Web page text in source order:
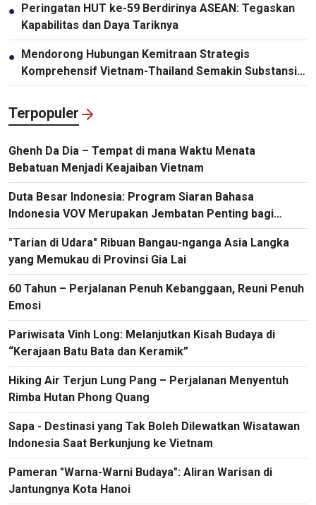
● Peringatan HUT ke-59 Berdirinya ASEAN: Tegaskan
Kapabilitas dan Daya Tariknya
● Mendorong Hubungan Kemitraan Strategis
Komprehensif Vietnam-Thailand Semakin Substansial
dan Efektif
Terpopuler
Ghenh Da Dia – Tempat di mana Waktu Menata
Bebatuan Menjadi Keajaiban Vietnam
Duta Besar Indonesia: Program Siaran Bahasa
Indonesia VOV Merupakan Jembatan Penting bagi
Hubungan Bilateral
"Tarian di Udara" Ribuan Bangau-nganga Asia Langka
yang Memukau di Provinsi Gia Lai
60 Tahun – Perjalanan Penuh Kebanggaan, Reuni Penuh
Emosi
Pariwisata Vinh Long: Melanjutkan Kisah Budaya di
“Kerajaan Batu Bata dan Keramik”
Hiking Air Terjun Lung Pang – Perjalanan Menyentuh
Rimba Hutan Phong Quang
Sapa - Destinasi yang Tak Boleh Dilewatkan Wisatawan
Indonesia Saat Berkunjung ke Vietnam
Pameran "Warna-Warni Budaya": Aliran Warisan di
Jantungnya Kota Hanoi